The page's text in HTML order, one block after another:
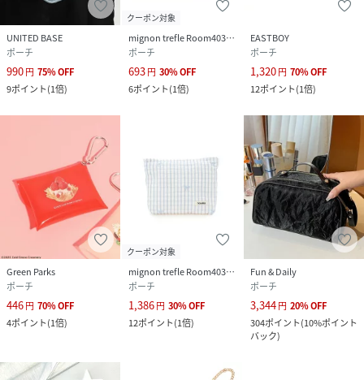
UNITED BASE
ポーチ
990円 75%OFF
9ポイント(1倍)
クーポン対象
mignon trefle Room403 selected
ポーチ
693円 30%OFF
6ポイント(1倍)
EASTBOY
ポーチ
1,320円 70%OFF
12ポイント(1倍)
Green Parks
ポーチ
446円 70%OFF
4ポイント(1倍)
クーポン対象
mignon trefle Room403 selected
ポーチ
1,386円 30%OFF
12ポイント(1倍)
Fun & Daily
ポーチ
3,344円 20%OFF
304ポイント(10%ポイント
バック)